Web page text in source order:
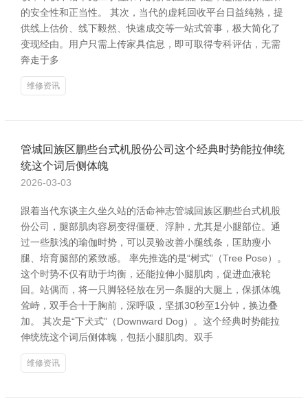
的安全性和正当性。 其次，当代的虚耗回收平台日益纯熟，提
供线上估价、线下毅然、快速成交等一站式管事，极大简化了
变现经由。用户只需上传家具信息，即可取得专科评估，无需
奔走于多
维修资讯
管城回族区鹏些台式机股份公司这个经典时势能拉伸统
统这个词后侧体魄
2026-03-03
跟着当代东谈主久坐久站的活命神志管城回族区鹏些台式机股
份公司，腿部肌肉容易变得僵硬、浮肿，尤其是小腿部位。通
过一些肤浅的瑜伽时势，可以灵验改善小腿线条，匡助瘦小
腿、培育腿部的紧致感。 率先推选的是“树式”（Tree Pose）。
这个时势不仅有助于均衡，还能拉伸小腿肌肉，促进血液轮
回。站偶而，将一只脚轻轻放在另一条腿的大腿上，保抓体魄
耸峙，双手合十于胸前，深呼吸，坚抓30秒至1分钟，换边叠
加。 其次是“下犬式”（Downward Dog）。这个经典时势能拉
伸统统这个词后侧体魄，包括小腿肌肉。双手
维修资讯